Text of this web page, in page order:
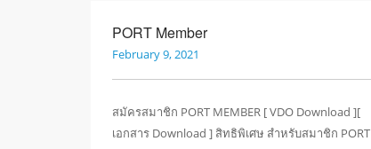
PORT Member
February 9, 2021
สมัครสมาชิก PORT MEMBER [ VDO Download ][
เอกสาร Download ] สิทธิพิเศษ สำหรับสมาชิก PORT